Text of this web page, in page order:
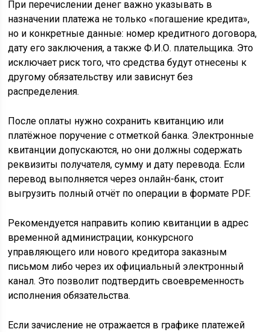
При перечислении денег важно указывать в
назначении платежа не только «погашение кредита»,
но и конкретные данные: номер кредитного договора,
дату его заключения, а также Ф.И.О. плательщика. Это
исключает риск того, что средства будут отнесены к
другому обязательству или зависнут без
распределения.
После оплаты нужно сохранить квитанцию или
платёжное поручение с отметкой банка. Электронные
квитанции допускаются, но они должны содержать
реквизиты получателя, сумму и дату перевода. Если
перевод выполняется через онлайн-банк, стоит
выгрузить полный отчёт по операции в формате PDF.
Рекомендуется направить копию квитанции в адрес
временной администрации, конкурсного
управляющего или нового кредитора заказным
письмом либо через их официальный электронный
канал. Это позволит подтвердить своевременность
исполнения обязательства.
Если зачисление не отражается в графике платежей